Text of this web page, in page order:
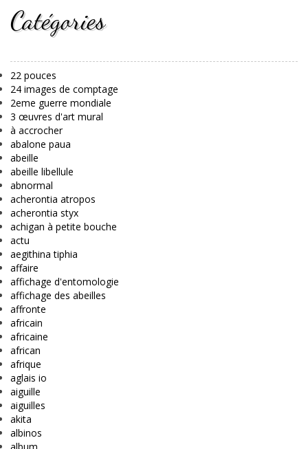
Catégories
22 pouces
24 images de comptage
2eme guerre mondiale
3 œuvres d'art mural
à accrocher
abalone paua
abeille
abeille libellule
abnormal
acherontia atropos
acherontia styx
achigan à petite bouche
actu
aegithina tiphia
affaire
affichage d'entomologie
affichage des abeilles
affronte
africain
africaine
african
afrique
aglais io
aiguille
aiguilles
akita
albinos